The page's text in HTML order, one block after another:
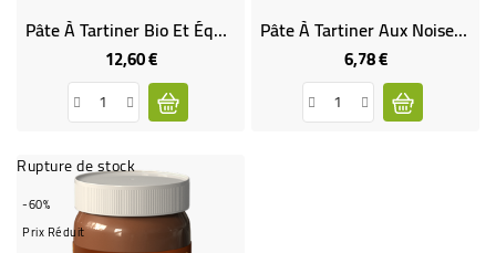
Pâte À Tartiner Bio Et Équitable - 600 G
12,60 €Prix
Pâte À Tartiner Aux Noisettes Bio & Équitable
6,78 €Prix
Rupture de stock
-60%
Prix Réduit